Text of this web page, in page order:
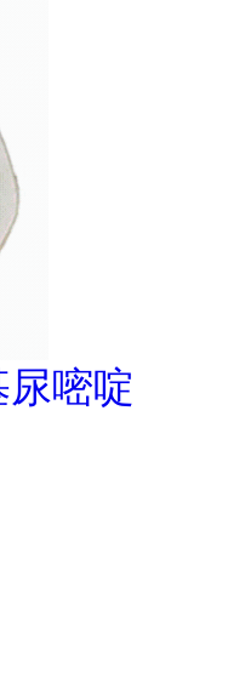
嘧啶